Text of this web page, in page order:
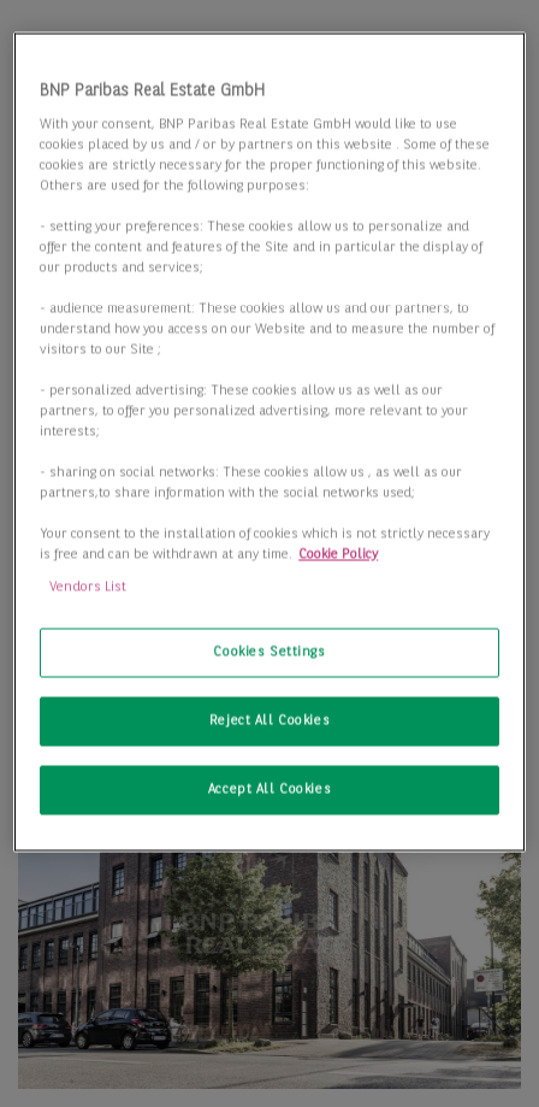
BNP Paribas Real Estate GmbH
With your consent, BNP Paribas Real Estate GmbH would like to use
cookies placed by us and / or by partners on this website . Some of these
cookies are strictly necessary for the proper functioning of this website.
Others are used for the following purposes:
- setting your preferences: These cookies allow us to personalize and
offer the content and features of the Site and in particular the display of
our products and services;
- audience measurement: These cookies allow us and our partners, to
understand how you access on our Website and to measure the number of
visitors to our Site ;
- personalized advertising: These cookies allow us as well as our
partners, to offer you personalized advertising, more relevant to your
interests;
- sharing on social networks: These cookies allow us , as well as our
partners,to share information with the social networks used;
Your consent to the installation of cookies which is not strictly necessary
is free and can be withdrawn at any time. Cookie Policy
Vendors List
Cookies Settings
Reject All Cookies
Accept All Cookies